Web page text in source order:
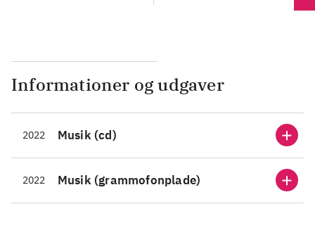
Informationer og udgaver
2022 Musik (cd)
2022 Musik (grammofonplade)